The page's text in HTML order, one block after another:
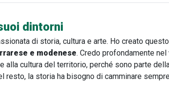
dintorni
di storia, cultura e arte. Ho creato
e modenese. Credo profondamente
cultura del territorio, perché sono parte
la storia ha bisogno di camminare